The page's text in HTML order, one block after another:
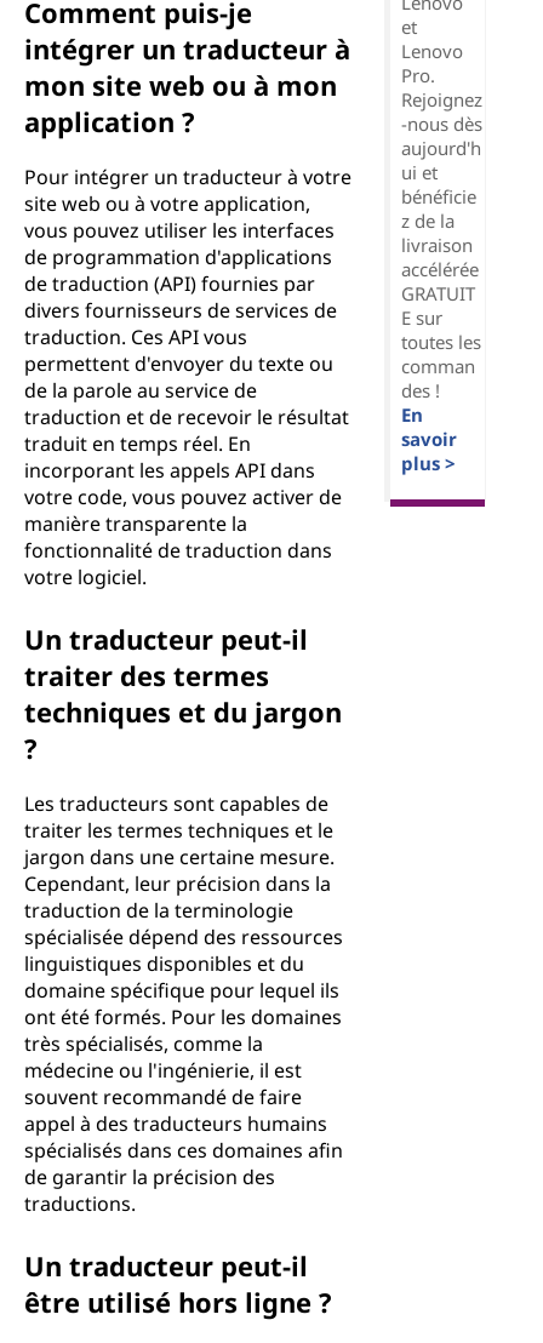
Comment puis-je
intégrer un traducteur à
mon site web ou à mon
application ?
Pour intégrer un traducteur à votre
site web ou à votre application,
vous pouvez utiliser les interfaces
de programmation d'applications
de traduction (API) fournies par
divers fournisseurs de services de
traduction. Ces API vous
permettent d'envoyer du texte ou
de la parole au service de
traduction et de recevoir le résultat
traduit en temps réel. En
incorporant les appels API dans
votre code, vous pouvez activer de
manière transparente la
fonctionnalité de traduction dans
votre logiciel.
Un traducteur peut-il
traiter des termes
techniques et du jargon
?
Les traducteurs sont capables de
traiter les termes techniques et le
jargon dans une certaine mesure.
Cependant, leur précision dans la
traduction de la terminologie
spécialisée dépend des ressources
linguistiques disponibles et du
domaine spécifique pour lequel ils
ont été formés. Pour les domaines
très spécialisés, comme la
médecine ou l'ingénierie, il est
souvent recommandé de faire
appel à des traducteurs humains
spécialisés dans ces domaines afin
de garantir la précision des
traductions.
Un traducteur peut-il
être utilisé hors ligne ?
et
Lenovo
Pro.
Rejoignez
-nous dès
aujourd'h
ui et
bénéficie
z de la
livraison
accélérée
GRATUIT
E sur
toutes les
comman
des !
En
savoir
plus >